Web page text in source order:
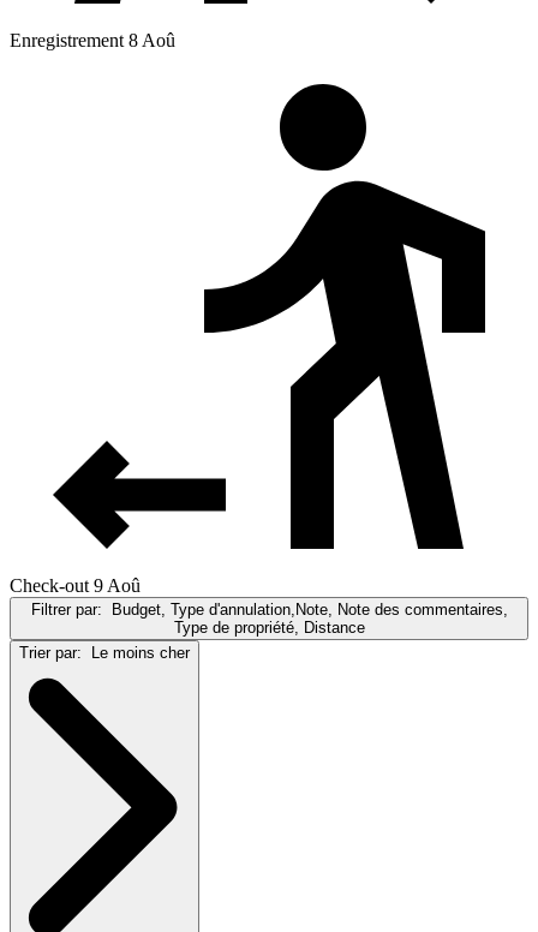
Enregistrement 8 Aoû
Check-out 9 Aoû
Filtrer par: Budget, Type d'annulation,Note, Note des commentaires,
Type de propriété, Distance
Trier par: Le moins cher